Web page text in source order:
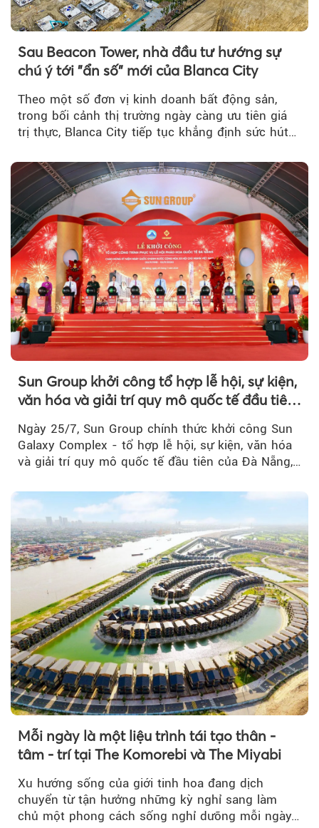
Sau Beacon Tower, nhà đầu tư hướng sự
chú ý tới "ẩn số" mới của Blanca City
Theo một số đơn vị kinh doanh bất động sản,
trong bối cảnh thị trường ngày càng ưu tiên giá
trị thực, Blanca City tiếp tục khẳng định sức hút
Sun Group khởi công tổ hợp lễ hội, sự kiện,
văn hóa và giải trí quy mô quốc tế đầu tiên
Ngày 25/7, Sun Group chính thức khởi công Sun
Galaxy Complex - tổ hợp lễ hội, sự kiện, văn hóa
và giải trí quy mô quốc tế đầu tiên của Đà Nẵng,…
Mỗi ngày là một liệu trình tái tạo thân -
tâm - trí tại The Komorebi và The Miyabi
Xu hướng sống của giới tinh hoa đang dịch
chuyển từ tận hưởng những kỳ nghỉ sang làm
chủ một phong cách sống nghỉ dưỡng mỗi ngày…